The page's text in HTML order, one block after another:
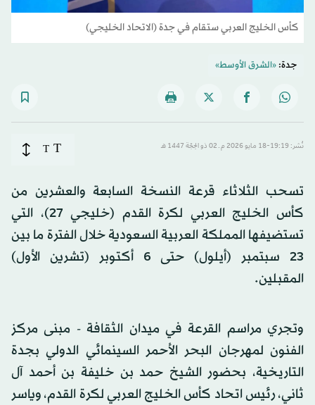
كأس الخليج العربي ستقام في جدة (الاتحاد الخليجي)
جدة:«الشرق الأوسط»
نُشر: 19:19-18 مايو 2026 م ـ 02 ذو الحِجّة 1447 هـ T
T
تسحب الثلاثاء قرعة النسخة السابعة والعشرين من
كأس الخليج العربي لكرة القدم (خليجي 27)، التي
تستضيفها المملكة العربية السعودية خلال الفترة ما بين
23 سبتمبر (أيلول) حتى 6 أكتوبر (تشرين الأول)
المقبلين.
وتجري مراسم القرعة في ميدان الثقافة - مبنى مركز
الفنون لمهرجان البحر الأحمر السينمائي الدولي بجدة
التاريخية، بحضور الشيخ حمد بن خليفة بن أحمد آل
ثاني، رئيس اتحاد كأس الخليج العربي لكرة القدم، وياسر